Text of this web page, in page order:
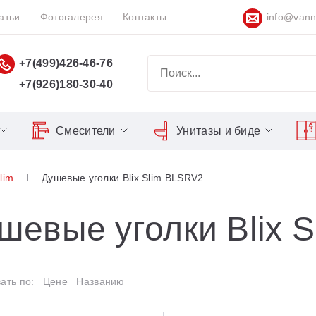
Фотогалерея Контакты
+7(499)426-46-76
+7(926)180-30-40
Душевые двери
Blix Slim
Domino
Formy
Смесители
Серия Flat
Серия LIFE
Унитазы и биде
Сиденья для унитазов
Cool
Nexty
Душевые уголки Blix Slim BLSRV2
уголки Blix
по: Цене Названию